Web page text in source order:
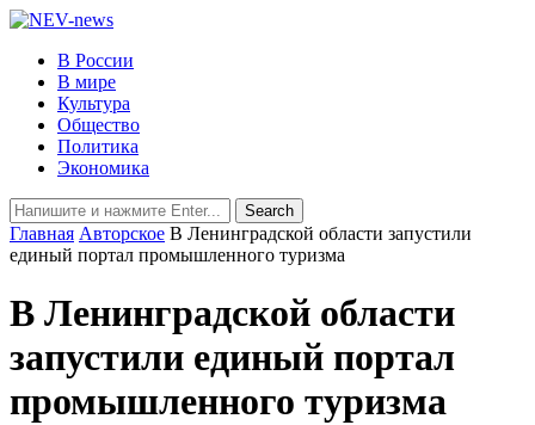
В России
В мире
Культура
Общество
Политика
Экономика
Главная Авторское В Ленинградской области запустили
единый портал промышленного туризма
В Ленинградской области
запустили единый портал
промышленного туризма